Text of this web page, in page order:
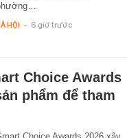
HỘI - 6 giờ trước
Choice Awards
phẩm để tham